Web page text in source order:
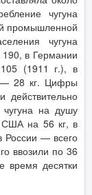
чугуна
промышленной
чугуна
в Германии
(1911 г.), в
— 28 кг. Цифры
действительно
чугуна на душу
США на 56 кг, в
— всего
ввозили по 36
время десятки